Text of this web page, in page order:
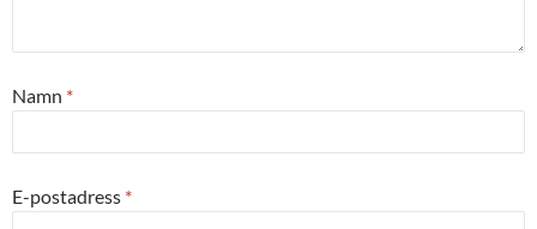
Namn *
E-postadress *